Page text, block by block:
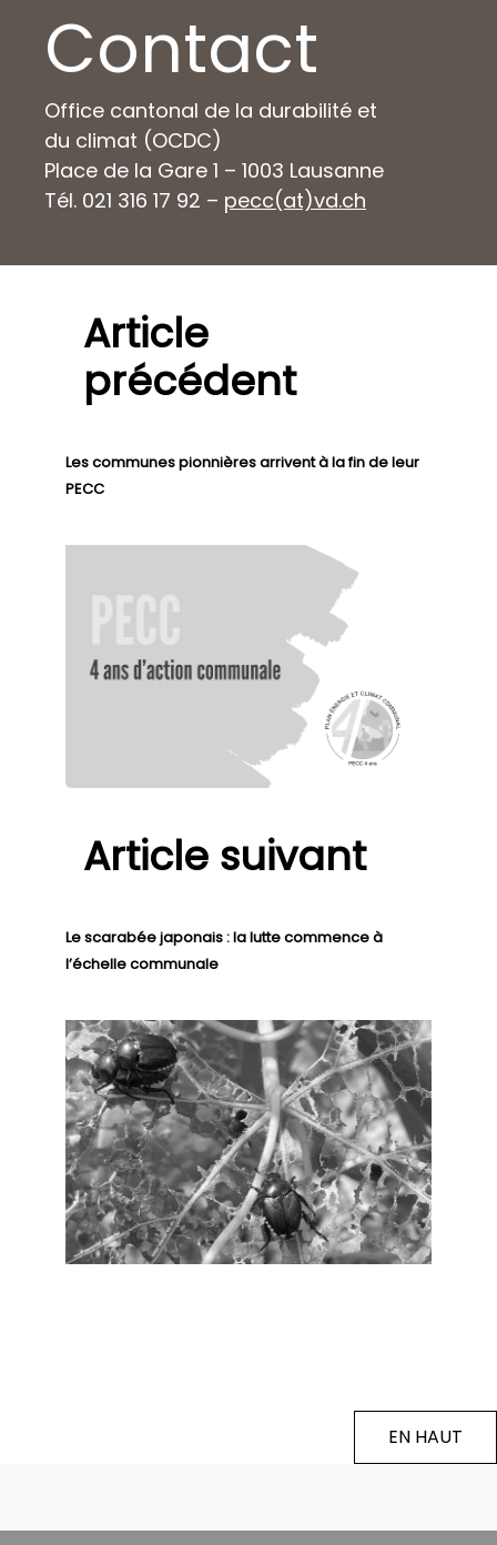
Contact
Office cantonal de la durabilité et
du climat (OCDC)
Place de la Gare 1 – 1003 Lausanne
Tél. 021 316 17 92 – pecc(at)vd.ch
Article
précédent
Les communes pionnières arrivent à la fin de leur
PECC
Article suivant
Le scarabée japonais : la lutte commence à
l’échelle communale
EN HAUT